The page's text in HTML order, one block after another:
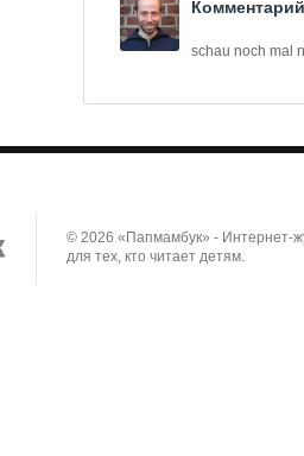
schau noch mal
© 2026 «Папмамбук» - Интернет-
для тех, кто читает детям.